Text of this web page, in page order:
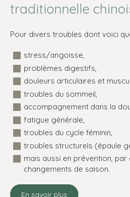
traditionnelle
Pour divers troubles dont voici
stress/angoisse,
problèmes digestifs,
douleurs articulaires et
troubles du sommeil,
accompagnement dans la
fatigue générale,
troubles du cycle féminin,
troubles structurels (épaule
mais aussi en prévention,
changements de saison.
En savoir plus